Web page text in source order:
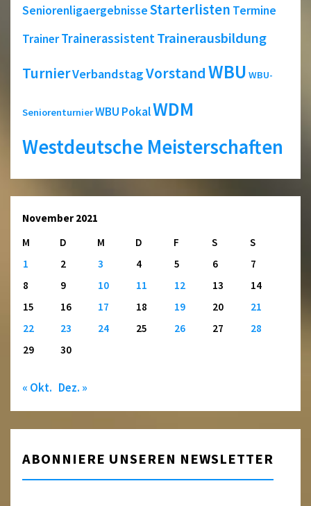
SeniorenligaergebnisseStarterlisten Termine
TrainerTrainerassistentTrainerausbildung
TurnierVerbandstagVorstandWBU WBU-
SeniorenturnierWBU PokalWDM
Westdeutsche Meisterschaften
November 2021
M
D M D F S
S
1
2 3 4 5 6
7
8
9 10 11 12 13
14
15
16 17 18 19 20
21
22
23 24 25 26 27
28
29
30
« Okt. Dez. »
ABONNIERE UNSEREN NEWSLETTER